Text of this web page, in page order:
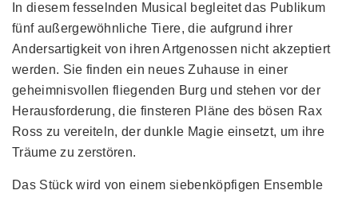
In diesem fesselnden Musical begleitet das Publikum
fünf außergewöhnliche Tiere, die aufgrund ihrer
Andersartigkeit von ihren Artgenossen nicht akzeptiert
werden. Sie finden ein neues Zuhause in einer
geheimnisvollen fliegenden Burg und stehen vor der
Herausforderung, die finsteren Pläne des bösen Rax
Ross zu vereiteln, der dunkle Magie einsetzt, um ihre
Träume zu zerstören.
Das Stück wird von einem siebenköpfigen Ensemble